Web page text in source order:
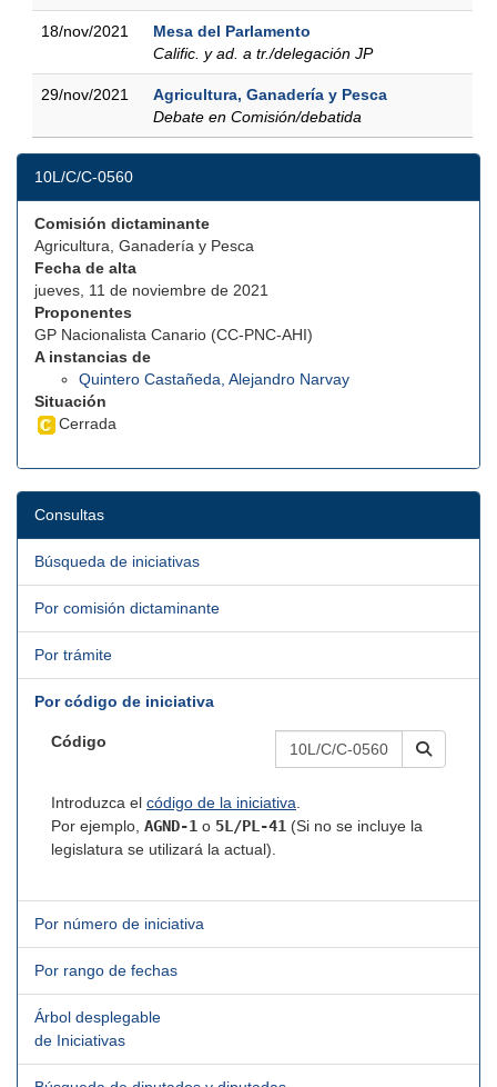
18/nov/2021
Mesa del Parlamento
Calific. y ad. a tr./delegación JP
29/nov/2021
Agricultura, Ganadería y Pesca
Debate en Comisión/debatida
10L/C/C-0560
Comisión dictaminante
Agricultura, Ganadería y Pesca
Fecha de alta
jueves, 11 de noviembre de 2021
Proponentes
GP Nacionalista Canario (CC-PNC-AHI)
A instancias de
Quintero Castañeda, Alejandro Narvay
Situación
Cerrada
Consultas
Búsqueda de iniciativas
Por comisión dictaminante
Por trámite
Por código de iniciativa
Código
Introduzca el código de la iniciativa.
Por ejemplo, AGND-1 o 5L/PL-41 (Si no se incluye la
legislatura se utilizará la actual).
Por número de iniciativa
Por rango de fechas
Árbol desplegable
de Iniciativas